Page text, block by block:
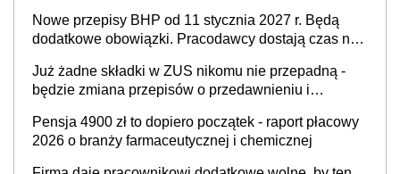
neuroatypowe. Powstanie Fundusz na rzecz
Inkluzywności w Zatrudnianiu?
Nowe przepisy BHP od 11 stycznia 2027 r. Będą
dodatkowe obowiązki. Pracodawcy dostają czas na
Już żadne składki w ZUS nikomu nie przepadną -
będzie zmiana przepisów o przedawnieniu i
Pensja 4900 zł to dopiero początek - raport płacowy
2026 o branży farmaceutycznej i chemicznej